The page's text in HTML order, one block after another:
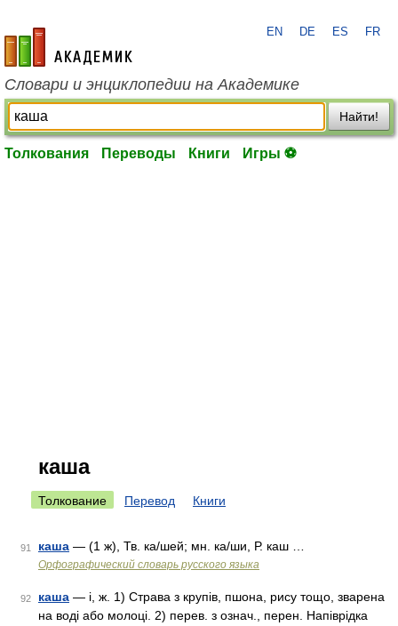
academic.ru
EN DE ES FR
Словари и энциклопедии на Академике
Найти!
Толкования Переводы Книги Игры ⚽
каша
Толкование Перевод Книги
91 каша — (1 ж), Тв. ка/шей; мн. ка/ши, Р. каш …
Орфографический словарь русского языка
92 каша — і, ж. 1) Страва з крупів, пшона, рису тощо, зварена
на воді або молоці. 2) перев. з означ., перен. Напіврідка